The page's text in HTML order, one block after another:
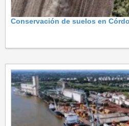
Conservación de suelos en